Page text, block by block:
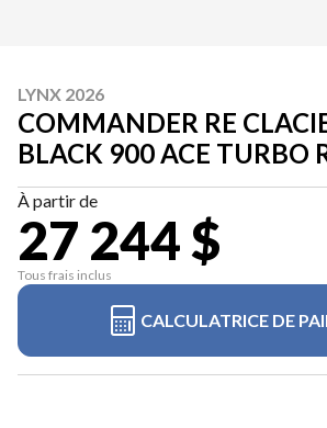
LYNX 2026
COMMANDER RE
BLACK 900 ACE TURBO
À partir de
27 244 $
Tous frais inclus
CALCULATRICE DE